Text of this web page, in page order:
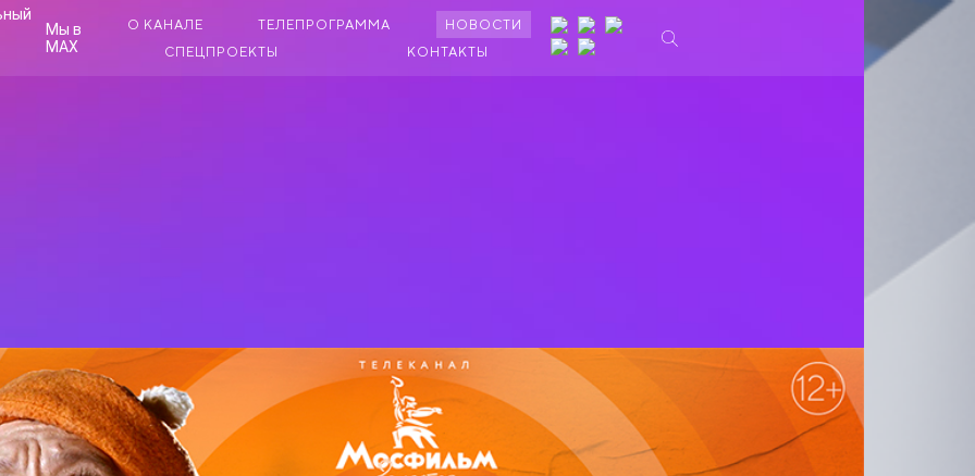
Мы в
MAX
О КАНАЛЕ ТЕЛЕПРОГРАММА
НОВОСТИ
СПЕЦПРОЕКТЫ
КОНТАКТЫ